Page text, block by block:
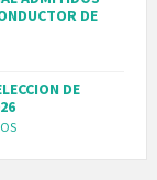
DE
DE